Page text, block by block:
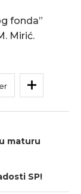
fonda”
Mirić.
maturu
SP!